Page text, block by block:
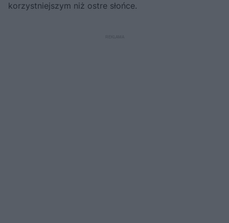
korzystniejszym niż ostre słońce.